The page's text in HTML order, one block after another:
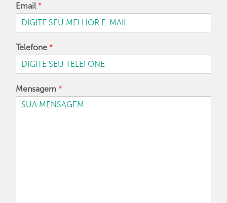
Email *
Telefone *
Mensagem *